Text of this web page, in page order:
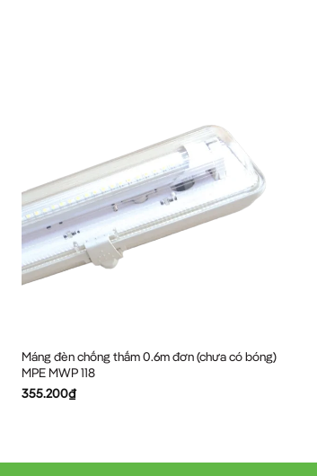
Máng đèn chống thấm 0.6m đơn (chưa có bóng)
MPE MWP 118
355.200₫